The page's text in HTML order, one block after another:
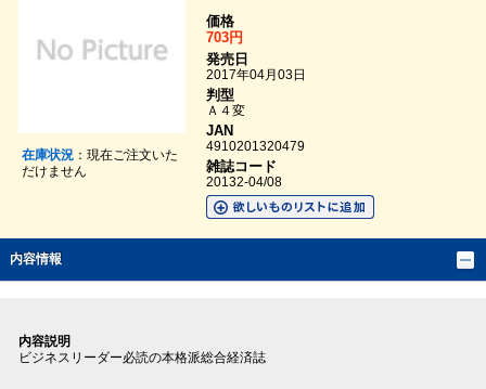
在庫状況：現在ご注文いた
だけません
価格
703円
発売日
2017年04月03日
判型
Ａ４変
JAN
4910201320479
雑誌コード
20132-04/08
内容情報
内容説明
ビジネスリーダー必読の本格派総合経済誌